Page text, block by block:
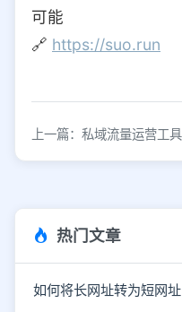
可能
🔗 https://suo.run
热门文章
如何将长网址转为短网址